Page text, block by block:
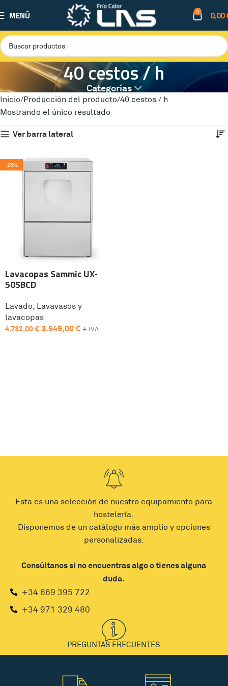
MENÚ 0 0,00
40 cestos / h
Categorías
Inicio Producción del producto 40 cestos / h
Mostrando el único resultado
Ver barra lateral
-25%
Lavacopas Sammic UX-
50SBCD
Lavado, Lavavasos y
lavacopas
4.732,00€ 3.549,00€ + IVA
Esta es una selección de nuestro equipamiento para
hostelería.
Disponemos de un catálogo más amplio y opciones
personalizadas.
Consúltanos si no encuentras algo o tienes alguna
duda.
+34 669 395 722
+34 971 329 480
PREGUNTAS FRECUENTES